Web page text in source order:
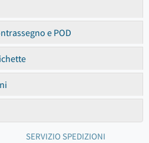
e POD
SERVIZIO SPEDIZIONI